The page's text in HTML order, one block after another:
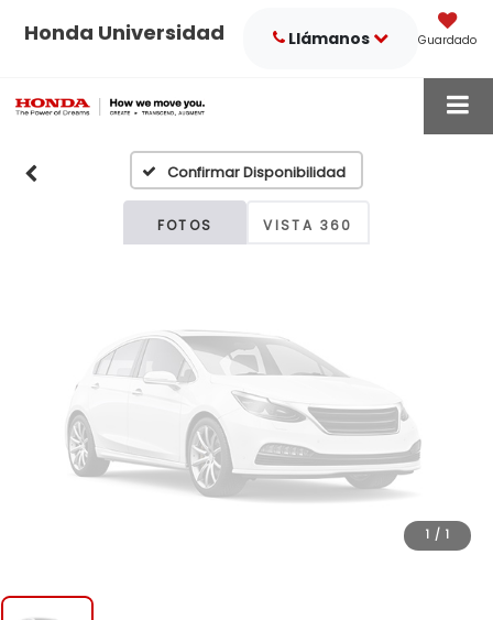
Honda Universidad Guardado
Llámanos
Confirmar Disponibilidad
FOTOS VISTA 360
Fotos No
Disponibles
Por favor, revise luego
1 / 1